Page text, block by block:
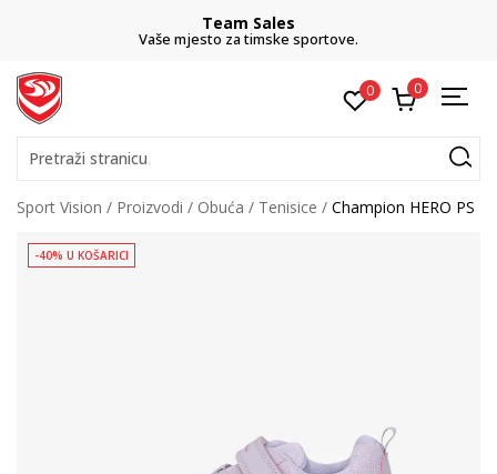
Team Sales
Vaše mjesto za timske sportove.
0 0
Pretraži stranicu
Sport Vision Proizvodi Obuća Tenisice Champion HERO PS
-40% U KOŠARICI